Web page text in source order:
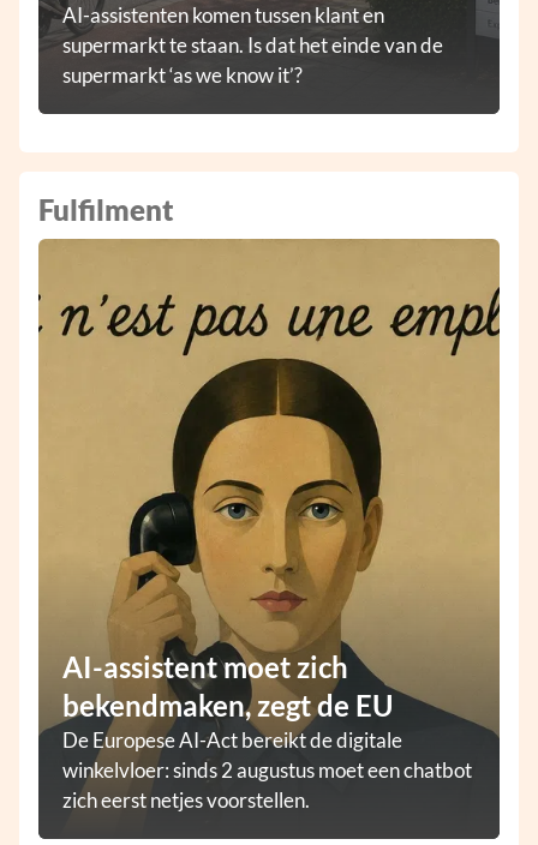
AI-assistenten komen tussen klant en
supermarkt te staan. Is dat het einde van de
supermarkt ‘as we know it’?
Fulfilment
AI-assistent moet zich
bekendmaken, zegt de EU
De Europese AI-Act bereikt de digitale
winkelvloer: sinds 2 augustus moet een chatbot
zich eerst netjes voorstellen.